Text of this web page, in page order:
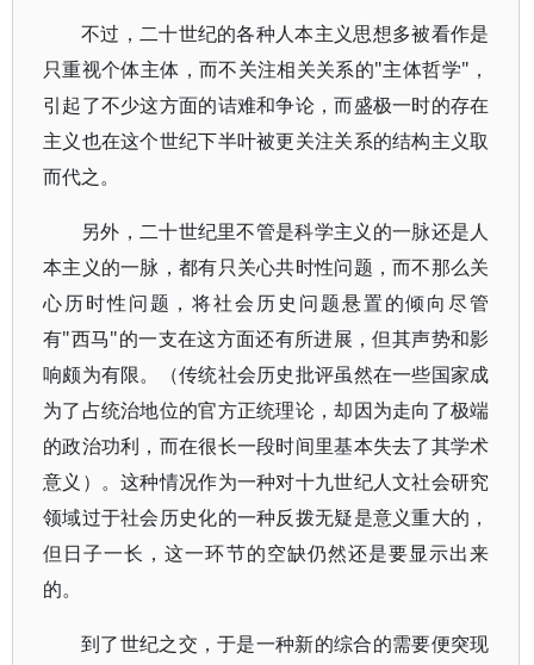
不过，二十世纪的各种人本主义思想多被看作是
只重视个体主体，而不关注相关关系的"主体哲学"，
引起了不少这方面的诘难和争论，而盛极一时的存在
主义也在这个世纪下半叶被更关注关系的结构主义取
而代之。
另外，二十世纪里不管是科学主义的一脉还是人
本主义的一脉，都有只关心共时性问题，而不那么关
心历时性问题，将社会历史问题悬置的倾向尽管
有"西马"的一支在这方面还有所进展，但其声势和影
响颇为有限。（传统社会历史批评虽然在一些国家成
为了占统治地位的官方正统理论，却因为走向了极端
的政治功利，而在很长一段时间里基本失去了其学术
意义）。这种情况作为一种对十九世纪人文社会研究
领域过于社会历史化的一种反拨无疑是意义重大的，
但日子一长，这一环节的空缺仍然还是要显示出来
的。
到了世纪之交，于是一种新的综合的需要便突现